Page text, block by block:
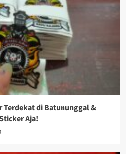
Terdekat di Batununggal &
Aja!